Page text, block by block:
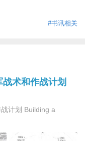
#书讯相关
术和作战计划
计划 Building a